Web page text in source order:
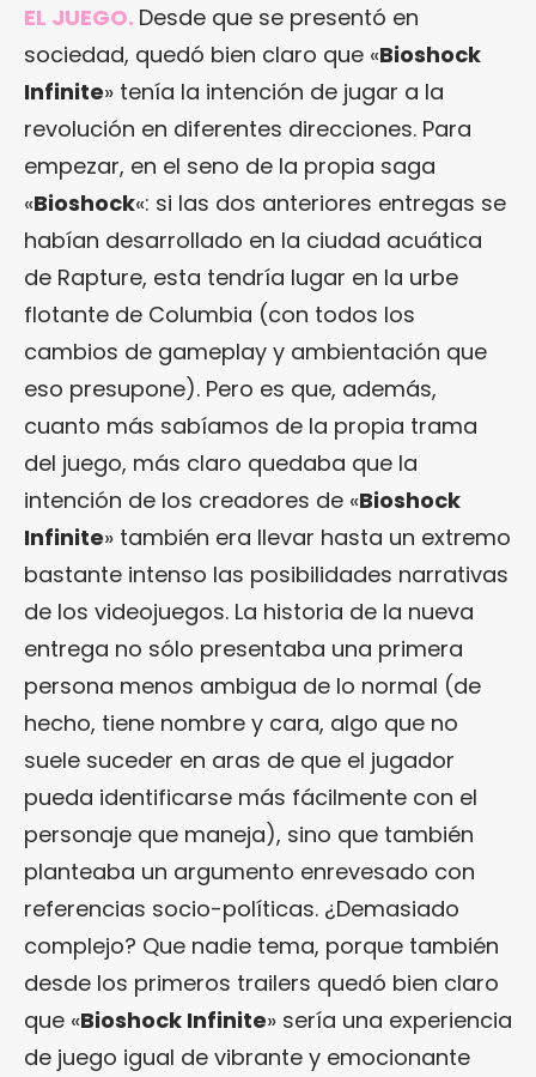
EL JUEGO. Desde que se presentó en
sociedad, quedó bien claro que «Bioshock
Infinite» tenía la intención de jugar a la
revolución en diferentes direcciones. Para
empezar, en el seno de la propia saga
«Bioshock«: si las dos anteriores entregas se
habían desarrollado en la ciudad acuática
de Rapture, esta tendría lugar en la urbe
flotante de Columbia (con todos los
cambios de gameplay y ambientación que
eso presupone). Pero es que, además,
cuanto más sabíamos de la propia trama
del juego, más claro quedaba que la
intención de los creadores de «Bioshock
Infinite» también era llevar hasta un extremo
bastante intenso las posibilidades narrativas
de los videojuegos. La historia de la nueva
entrega no sólo presentaba una primera
persona menos ambigua de lo normal (de
hecho, tiene nombre y cara, algo que no
suele suceder en aras de que el jugador
pueda identificarse más fácilmente con el
personaje que maneja), sino que también
planteaba un argumento enrevesado con
referencias socio-políticas. ¿Demasiado
complejo? Que nadie tema, porque también
desde los primeros trailers quedó bien claro
que «Bioshock Infinite» sería una experiencia
de juego igual de vibrante y emocionante